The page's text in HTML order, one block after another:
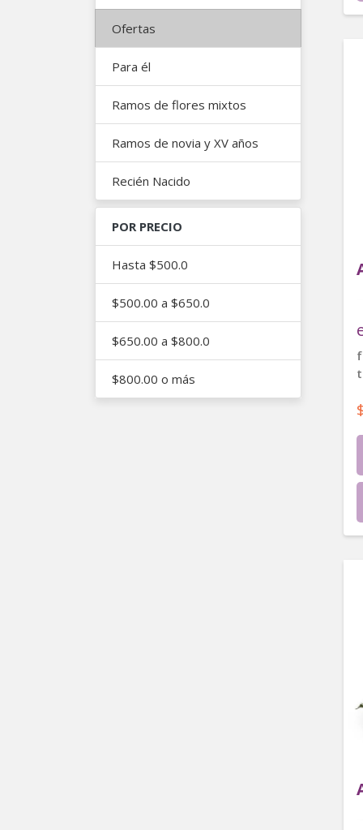
Ofertas
Para él
Ramos de flores mixtos
Ramos de novia y XV años
Recién Nacido
POR PRECIO
Hasta $500.0
$500.00 a $650.0
$650.00 a $800.0
$800.00 o más